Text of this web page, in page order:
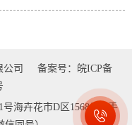
制文化墙。手绘墙画以民
司
备案号：皖ICP备
号海卉花市D区1568号 手